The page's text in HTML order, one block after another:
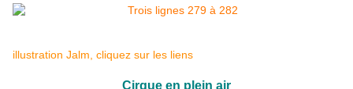
illustration Jalm, cliquez sur les liens
Cirque en plein air